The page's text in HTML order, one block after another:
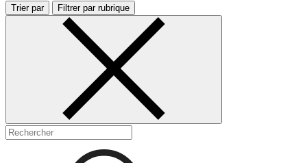
Trier par Filtrer par rubrique